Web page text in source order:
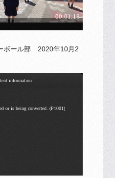
ボール部 2020年10月2